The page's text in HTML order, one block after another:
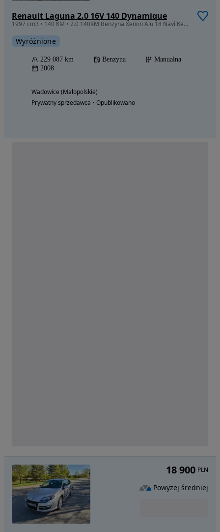
Renault Laguna 2.0 16V 140 Dynamique
1997 cm3 • 140 KM • 2.0 140KM Benzyna Xenon Alu 18 Navi Keyless PIĘKNA Hak
Wyróżnione
229 087 km Benzyna
Manualna
2008
Wadowice (Małopolskie)
Prywatny sprzedawca • Opublikowano
18 900 PLN
Powyżej średniej